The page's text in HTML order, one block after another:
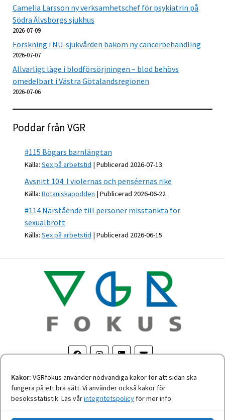
Kakor: VGRfokus använder nödvändiga kakor för att sidan ska
fungera på ett bra sätt. Vi använder också kakor för
besöksstatistik. Läs vårintegritetspolicy för mer info.
Camelia Larsson ny verksamhetschef för psykiatrin på
Södra Älvsborgs sjukhus
2026-07-09
Forskning i NU-sjukvården bakom ny cancerbehandling
2026-07-07
Allvarligt läge i blodförsörjningen – blod behövs
omedelbart i Västra Götalandsregionen
2026-07-06
Poddar från VGR
#115 Bögars barnlängtan
Källa: Sex på arbetstid Publicerad 2026-07-13
Avsnitt 104: I violernas och penséernas rike
Källa: Botaniskapodden Publicerad 2026-06-22
#114 Närstående till personer misstänkta för
sexualbrott
Källa: Sex på arbetstid Publicerad 2026-06-15
Om personuppgifter Tillgänglighetsredogörelse